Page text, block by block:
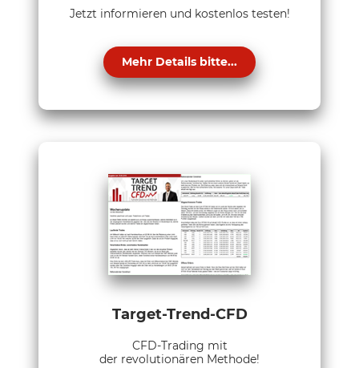
Jetzt informieren und kostenlos testen!
Mehr Details bitte...
Target-Trend-CFD
CFD-Trading mit
der revolutionären Methode!